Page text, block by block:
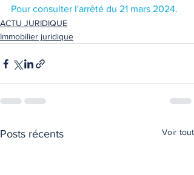
Pour consulter l'arrêté du 21 mars 2024.
ACTU JURIDIQUE
Immobilier juridique
Posts récents Voir tout